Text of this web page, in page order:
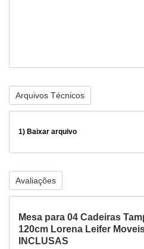
Arquivos Técnicos
1) Baixar arquivo
Avaliações
Mesa para 04 Cadeiras
120cm Lorena Leifer
INCLUSAS